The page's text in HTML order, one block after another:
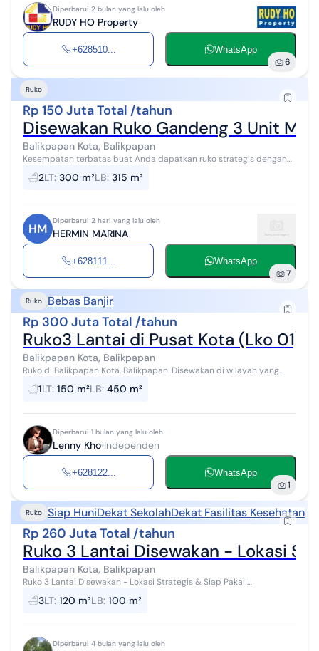
Diperbarui 2 bulan yang lalu oleh
RUDY HO Property
+628510... WhatsApp
6
Ruko
Rp 150 Juta Total /tahun
Disewakan Ruko Gandeng 3 Unit Mt.
Balikpapan Kota, Balikpapan
Kesempatan terbatas buat Anda dapatkan ruko strategis dengan
return investasi tinggi di Balikpapan Kota, Balikpapan. Ruko ini
menawarkan kelengkap...
2LT: 300 m²LB: 315 m²
HM
Diperbarui 2 hari yang lalu oleh
HERMIN MARINA
+628111... WhatsApp
7
Ruko Bebas Banjir
Rp 300 Juta Total /tahun
Ruko3 Lantai di Pusat Kota (Lko 01)
Balikpapan Kota, Balikpapan
Ruko di Balikpapan Kota, Balikpapan. Disewakan di wilayah yang
nyaman. Dengan rinciannya adalah sebagai berikut: - Kamar Mandi:
1 - Sertifikat...
1LT: 150 m²LB: 450 m²
Diperbarui 1 bulan yang lalu oleh
Lenny Kho Independen
+628122... WhatsApp
1
Ruko Siap HuniDekat SekolahDekat Fasilitas Kesehatan
Rp 260 Juta Total /tahun
Ruko 3 Lantai Disewakan - Lokasi
Balikpapan Kota, Balikpapan
Ruko 3 Lantai Disewakan - Lokasi Strategis & Siap Pakai!
Kesempatan terbaik untuk mengembangkan usaha Anda di lokasi
yang ramai dan mudah diakses. ...
3LT: 120 m²LB: 100 m²
Diperbarui 4 bulan yang lalu oleh